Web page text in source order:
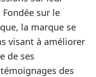
sur le
la marque se
visant à améliorer
de ses
des